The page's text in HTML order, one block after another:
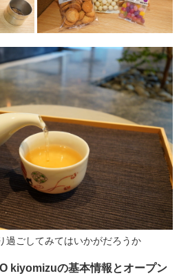
過ごしてみてはいかがだろうか
kiyomizuの基本情報とオープン